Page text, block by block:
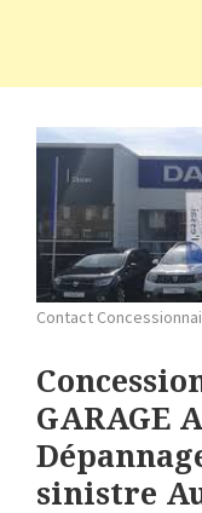
Contact
GARAGE
sinistre